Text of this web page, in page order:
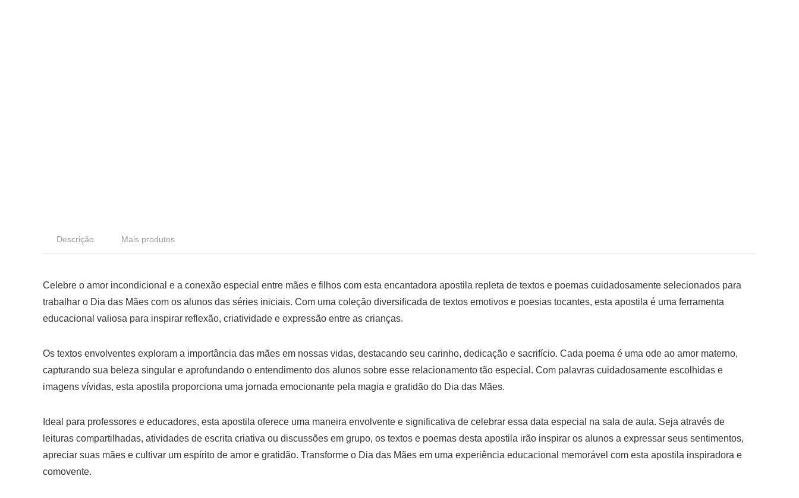
Descrição Mais produtos
Celebre o amor incondicional e a conexão especial entre mães e filhos com esta encantadora apostila repleta de textos e poemas cuidadosamente selecionados para
trabalhar o Dia das Mães com os alunos das séries iniciais. Com uma coleção diversificada de textos emotivos e poesias tocantes, esta apostila é uma ferramenta
educacional valiosa para inspirar reflexão, criatividade e expressão entre as crianças.
Os textos envolventes exploram a importância das mães em nossas vidas, destacando seu carinho, dedicação e sacrifício. Cada poema é uma ode ao amor materno,
capturando sua beleza singular e aprofundando o entendimento dos alunos sobre esse relacionamento tão especial. Com palavras cuidadosamente escolhidas e
imagens vívidas, esta apostila proporciona uma jornada emocionante pela magia e gratidão do Dia das Mães.
Ideal para professores e educadores, esta apostila oferece uma maneira envolvente e significativa de celebrar essa data especial na sala de aula. Seja através de
leituras compartilhadas, atividades de escrita criativa ou discussões em grupo, os textos e poemas desta apostila irão inspirar os alunos a expressar seus sentimentos,
apreciar suas mães e cultivar um espírito de amor e gratidão. Transforme o Dia das Mães em uma experiência educacional memorável com esta apostila inspiradora e
comovente.